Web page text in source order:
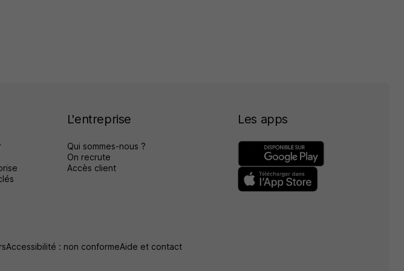
L'entreprise
Qui sommes-nous ?
On recrute
Accès client
Les apps
Accessibilité : non conformeAide et contact